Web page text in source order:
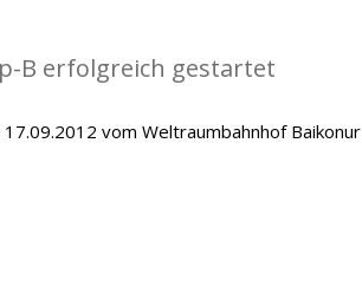
B erfolgreich gestartet
vom Weltraumbahnhof Baikonur